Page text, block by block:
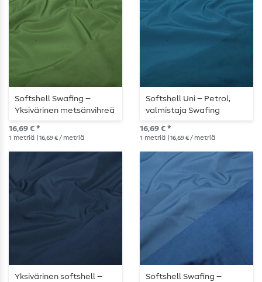
Softshell Swafing –
Yksivärinen metsänvihreä
16,69 € *
1 metriä | 16,69 € / metriä
Softshell Uni – Petrol,
valmistaja Swafing
16,69 € *
1 metriä | 16,69 € / metriä
Yksivärinen softshell –
Softshell Swafing –